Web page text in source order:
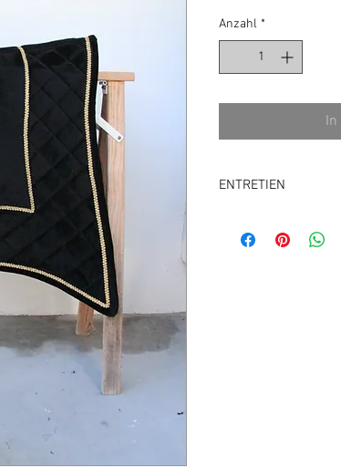
Anzahl *
In
ENTRETIEN
de lavage